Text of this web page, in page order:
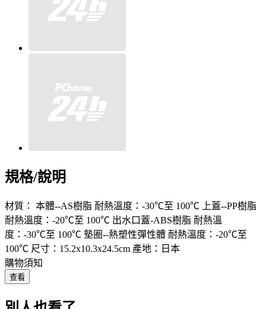
規格/說明
材質： 本體--AS樹脂 耐熱溫度：-30℃至 100℃ 上蓋--PP樹脂
耐熱溫度：-20℃至 100℃ 出水口蓋-ABS樹脂 耐熱溫
度：-30℃至 100℃ 墊圈--熱塑性彈性體 耐熱溫度：-20℃至
100℃ 尺寸：15.2x10.3x24.5cm 產地：日本
購物須知
查看